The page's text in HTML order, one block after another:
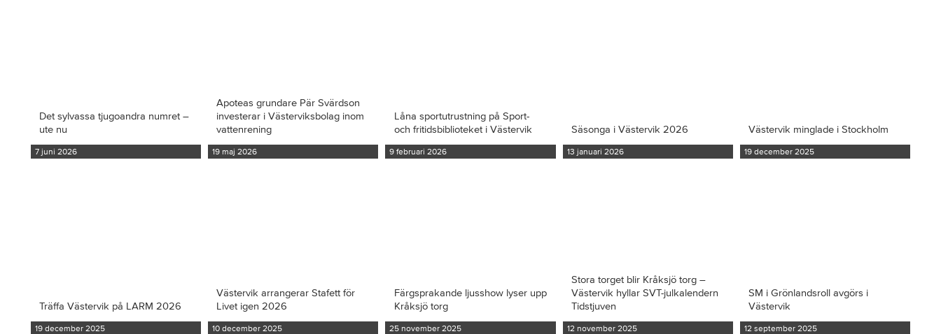
Det sylvassa tjugoandra numret –
ute nu
7 juni 2026
Apoteas grundare Pär Svärdson
investerar i Västerviksbolag inom
vattenrening
19 maj 2026
Låna sportutrustning på Sport-
och fritidsbiblioteket i Västervik
9 februari 2026
Säsonga i Västervik 2026
13 januari 2026
Västervik minglade i Stockholm
19 december 2025
Träffa Västervik på LARM 2026
19 december 2025
Västervik arrangerar Stafett för
Livet igen 2026
10 december 2025
Färgsprakande ljusshow lyser upp
Kråksjö torg
25 november 2025
Stora torget blir Kråksjö torg –
Västervik hyllar SVT-julkalendern
Tidstjuven
12 november 2025
SM i Grönlandsroll avgörs i
Västervik
12 september 2025